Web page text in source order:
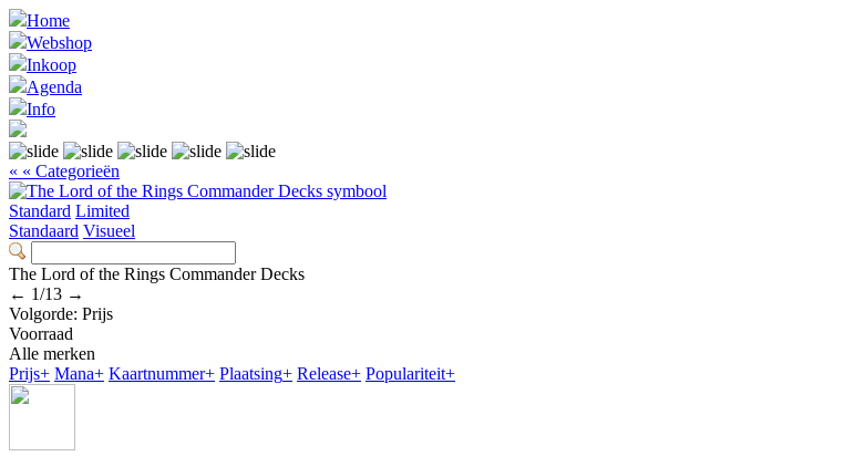
Home
Webshop
Inkoop
Agenda
Info
« « Categorieën
Standard Limited
Standaard Visueel
The Lord of the Rings Commander Decks
← 1/13 →
Volgorde: Prijs
Voorraad
Alle merken
Prijs+ Mana+ Kaartnummer+ Plaatsing+ Release+ Populariteit+